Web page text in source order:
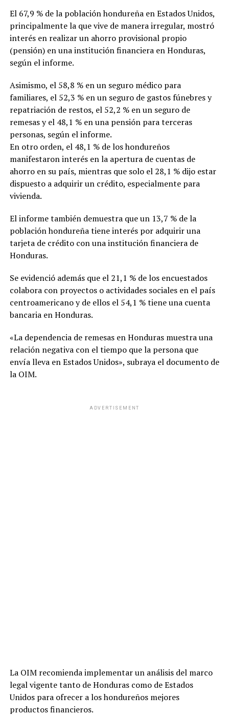
El 67,9 % de la población hondureña en Estados Unidos,
principalmente la que vive de manera irregular, mostró
interés en realizar un ahorro provisional propio
(pensión) en una institución financiera en Honduras,
según el informe.
Asimismo, el 58,8 % en un seguro médico para
familiares, el 52,3 % en un seguro de gastos fúnebres y
repatriación de restos, el 52,2 % en un seguro de
remesas y el 48,1 % en una pensión para terceras
personas, según el informe.
En otro orden, el 48,1 % de los hondureños
manifestaron interés en la apertura de cuentas de
ahorro en su país, mientras que solo el 28,1 % dijo estar
dispuesto a adquirir un crédito, especialmente para
vivienda.
El informe también demuestra que un 13,7 % de la
población hondureña tiene interés por adquirir una
tarjeta de crédito con una institución financiera de
Honduras.
Se evidenció además que el 21,1 % de los encuestados
colabora con proyectos o actividades sociales en el país
centroamericano y de ellos el 54,1 % tiene una cuenta
bancaria en Honduras.
«La dependencia de remesas en Honduras muestra una
relación negativa con el tiempo que la persona que
envía lleva en Estados Unidos», subraya el documento de
la OIM.
ADVERTISEMENT
La OIM recomienda implementar un análisis del marco
legal vigente tanto de Honduras como de Estados
Unidos para ofrecer a los hondureños mejores
productos financieros.